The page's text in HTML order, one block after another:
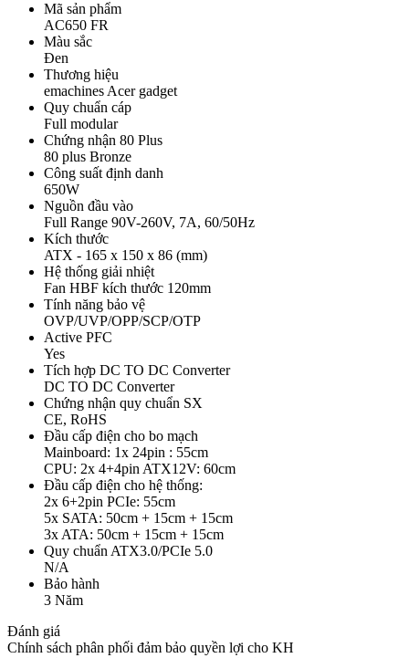
Mã sản phẩm
AC650 FR
Màu sắc
Đen
Thương hiệu
emachines Acer gadget
Quy chuẩn cáp
Full modular
Chứng nhận 80 Plus
80 plus Bronze
Công suất định danh
650W
Nguồn đầu vào
Full Range 90V-260V, 7A, 60/50Hz
Kích thước
ATX - 165 x 150 x 86 (mm)
Hệ thống giải nhiệt
Fan HBF kích thước 120mm
Tính năng bảo vệ
OVP/UVP/OPP/SCP/OTP
Active PFC
Yes
Tích hợp DC TO DC Converter
DC TO DC Converter
Chứng nhận quy chuẩn SX
CE, RoHS
Đầu cấp điện cho bo mạch
Mainboard: 1x 24pin : 55cm
CPU: 2x 4+4pin ATX12V: 60cm
Đầu cấp điện cho hệ thống:
2x 6+2pin PCIe: 55cm
5x SATA: 50cm + 15cm + 15cm
3x ATA: 50cm + 15cm + 15cm
Quy chuẩn ATX3.0/PCIe 5.0
N/A
Bảo hành
3 Năm
Đánh giá
Chính sách phân phối đảm bảo quyền lợi cho KH